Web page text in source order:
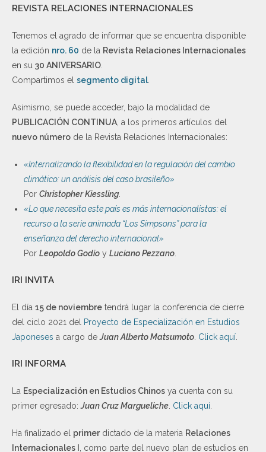
REVISTA RELACIONES INTERNACIONALES
Tenemos el agrado de informar que se encuentra disponible
la edición nro. 60 de la Revista Relaciones Internacionales
en su 30 ANIVERSARIO
Compartimos el segmento digital.
Asimismo, se puede acceder, bajo la modalidad de
PUBLICACIÓN CONTINUA , a los primeros artículos del
nuevo número de la Revista Relaciones Internacionales:
«Internalizando la flexibilidad en la regulación del cambio
climático: un análisis del caso brasileño»
Por Christopher Kiessling
«Lo que necesita este país es más internacionalistas: el
recurso a la serie animada “Los Simpsons” para la
enseñanza del derecho internacional»
Por Leopoldo Godio y Luciano Pezzano
IRI INVITA
El día 15 de noviembre tendrá lugar la conferencia de cierre
del ciclo 2021 del
Proyecto de Especialización en Estudios
Japoneses a cargo deJuan Alberto Matsumoto Click aquí
IRI INFORMA
La Especialización en Estudios Chinos ya cuenta con su
primer egresado:Juan Cruz Margueliche Click aquí
Ha finalizado el primerdictado de la materia Relaciones
Internacionales I
, como parte del nuevo plan de estudios en